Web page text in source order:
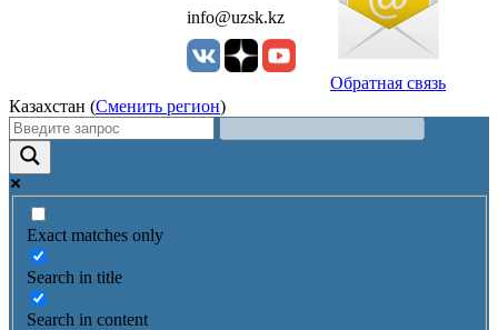
info@uzsk.kz
Обратная связь
Казахстан (Сменить регион)
Exact matches only
Search in title
Search in content